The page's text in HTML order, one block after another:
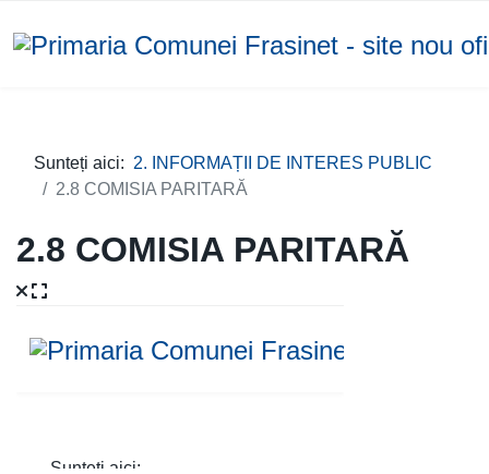
Sunteți aici: 2. INFORMAȚII DE INTERES PUBLIC
2.8 COMISIA PARITARĂ
2.8 COMISIA PARITARĂ